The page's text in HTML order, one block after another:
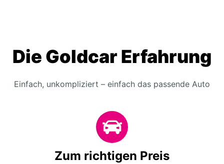
Die Goldcar Erfahrung
Einfach, unkompliziert – einfach das passende Auto
Zum richtigen Preis